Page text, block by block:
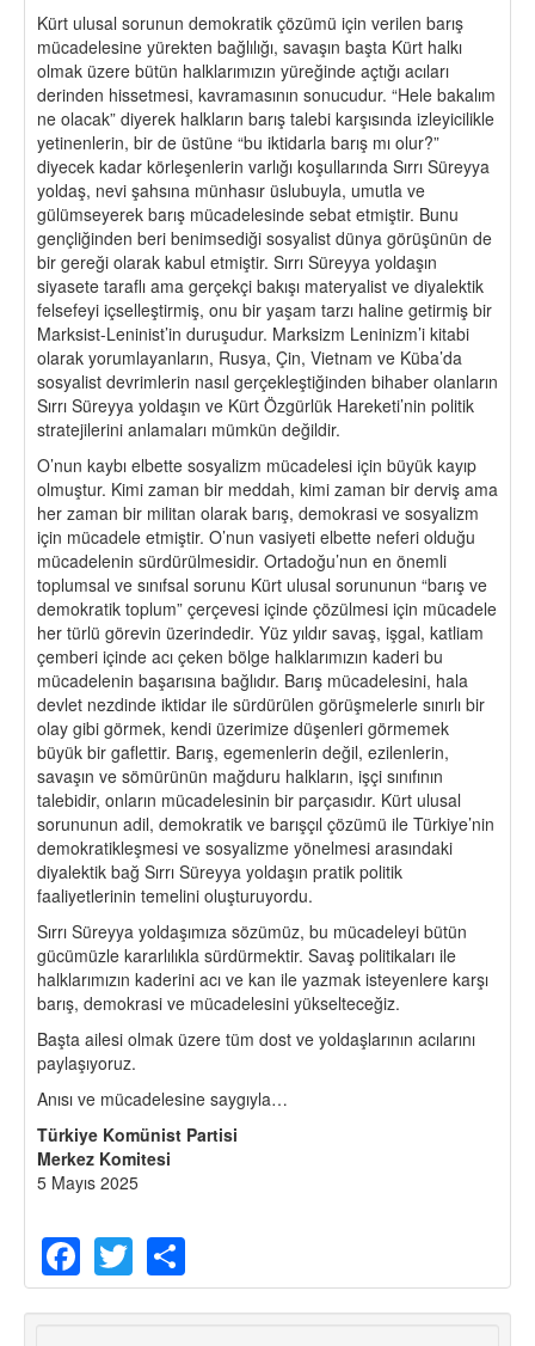
Kürt ulusal sorunun demokratik çözümü için verilen barış
mücadelesine yürekten bağlılığı, savaşın başta Kürt halkı
olmak üzere bütün halklarımızın yüreğinde açtığı acıları
derinden hissetmesi, kavramasının sonucudur. “Hele bakalım
ne olacak” diyerek halkların barış talebi karşısında izleyicilikle
yetinenlerin, bir de üstüne “bu iktidarla barış mı olur?”
diyecek kadar körleşenlerin varlığı koşullarında Sırrı Süreyya
yoldaş, nevi şahsına münhasır üslubuyla, umutla ve
gülümseyerek barış mücadelesinde sebat etmiştir. Bunu
gençliğinden beri benimsediği sosyalist dünya görüşünün de
bir gereği olarak kabul etmiştir. Sırrı Süreyya yoldaşın
siyasete taraflı ama gerçekçi bakışı materyalist ve diyalektik
felsefeyi içselleştirmiş, onu bir yaşam tarzı haline getirmiş bir
Marksist-Leninist’in duruşudur. Marksizm Leninizm’i kitabi
olarak yorumlayanların, Rusya, Çin, Vietnam ve Küba’da
sosyalist devrimlerin nasıl gerçekleştiğinden bihaber olanların
Sırrı Süreyya yoldaşın ve Kürt Özgürlük Hareketi’nin politik
stratejilerini anlamaları mümkün değildir.
O’nun kaybı elbette sosyalizm mücadelesi için büyük kayıp
olmuştur. Kimi zaman bir meddah, kimi zaman bir derviş ama
her zaman bir militan olarak barış, demokrasi ve sosyalizm
için mücadele etmiştir. O’nun vasiyeti elbette neferi olduğu
mücadelenin sürdürülmesidir. Ortadoğu’nun en önemli
toplumsal ve sınıfsal sorunu Kürt ulusal sorununun “barış ve
demokratik toplum” çerçevesi içinde çözülmesi için mücadele
her türlü görevin üzerindedir. Yüz yıldır savaş, işgal, katliam
çemberi içinde acı çeken bölge halklarımızın kaderi bu
mücadelenin başarısına bağlıdır. Barış mücadelesini, hala
devlet nezdinde iktidar ile sürdürülen görüşmelerle sınırlı bir
olay gibi görmek, kendi üzerimize düşenleri görmemek
büyük bir gaflettir. Barış, egemenlerin değil, ezilenlerin,
savaşın ve sömürünün mağduru halkların, işçi sınıfının
talebidir, onların mücadelesinin bir parçasıdır. Kürt ulusal
sorununun adil, demokratik ve barışçıl çözümü ile Türkiye’nin
demokratikleşmesi ve sosyalizme yönelmesi arasındaki
diyalektik bağ Sırrı Süreyya yoldaşın pratik politik
faaliyetlerinin temelini oluşturuyordu.
Sırrı Süreyya yoldaşımıza sözümüz, bu mücadeleyi bütün
gücümüzle kararlılıkla sürdürmektir. Savaş politikaları ile
halklarımızın kaderini acı ve kan ile yazmak isteyenlere karşı
barış, demokrasi ve mücadelesini yükselteceğiz.
Başta ailesi olmak üzere tüm dost ve yoldaşlarının acılarını
paylaşıyoruz.
Anısı ve mücadelesine saygıyla…
Türkiye Komünist Partisi
Merkez Komitesi
5 Mayıs 2025
Facebook
Twitter